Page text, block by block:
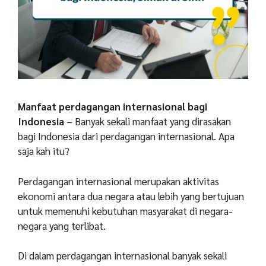
Manfaat perdagangan internasional bagi
Indonesia – Banyak sekali manfaat yang dirasakan
bagi Indonesia dari perdagangan internasional. Apa
saja kah itu?
Perdagangan internasional merupakan aktivitas
ekonomi antara dua negara atau lebih yang bertujuan
untuk memenuhi kebutuhan masyarakat di negara-
negara yang terlibat.
Di dalam perdagangan internasional banyak sekali